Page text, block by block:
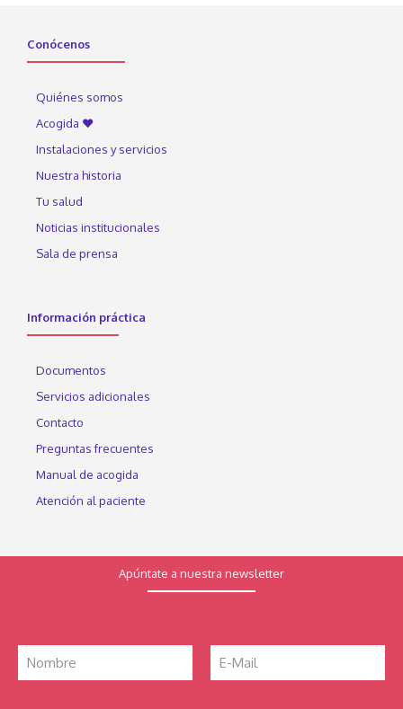
Conócenos
Quiénes somos
Acogida ♥
Instalaciones y servicios
Nuestra historia
Tu salud
Noticias institucionales
Sala de prensa
Información práctica
Documentos
Servicios adicionales
Contacto
Preguntas frecuentes
Manual de acogida
Atención al paciente
Apúntate a nuestra newsletter